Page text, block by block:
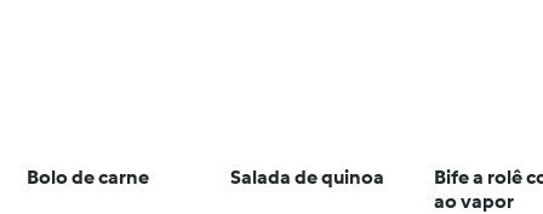
Bolo de carne Salada de quinoa
Bife a rolê
ao vapor